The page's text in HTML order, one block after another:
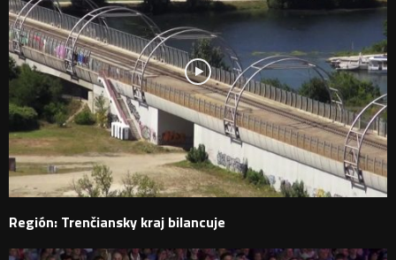
Región: Trenčiansky kraj bilancuje